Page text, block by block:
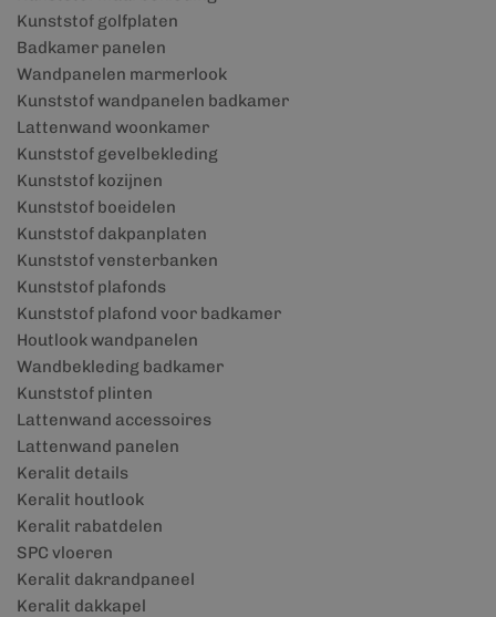
Kunststof golfplaten
Badkamer panelen
Wandpanelen marmerlook
Kunststof wandpanelen badkamer
Lattenwand woonkamer
Kunststof gevelbekleding
Kunststof kozijnen
Kunststof boeidelen
Kunststof dakpanplaten
Kunststof vensterbanken
Kunststof plafonds
Kunststof plafond voor badkamer
Houtlook wandpanelen
Wandbekleding badkamer
Kunststof plinten
Lattenwand accessoires
Lattenwand panelen
Keralit details
Keralit houtlook
Keralit rabatdelen
SPC vloeren
Keralit dakrandpaneel
Keralit dakkapel